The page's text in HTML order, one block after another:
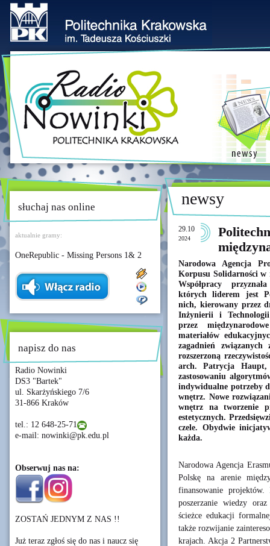
słuchaj nas online
aktualnie gramy:
OneRepublic - Missing Persons 1& 2
napisz do nas
Radio Nowinki
DS3 "Bartek"
ul. Skarżyńskiego 7/6
31-866 Kraków
tel.: 12 648-25-71
e-mail: nowinki@pk.edu.pl
Obserwuj nas na:
ZOSTAŃ JEDNYM Z NAS !!
Już teraz zgłoś się do nas i naucz się
newsy
29.10
2024
Narodowa Agencja
Korpusu Solidarności
Współpracy
których liderem jest
nich, kierowany przez
Inżynierii i
przez
materiałów
zagadnień
rozszerzoną
arch. Patrycja
zastosowaniu
indywidualne potrzeby
wnętrz. Nowe
wnętrz na tworzenie
estetycznych.
czele. Obydwie
każda.
Narodowa Agencja
Polskę na arenie
finansowanie
poszerzanie wiedzy
ścieżce edukacji
także rozwijanie
krajach. Akcja 2